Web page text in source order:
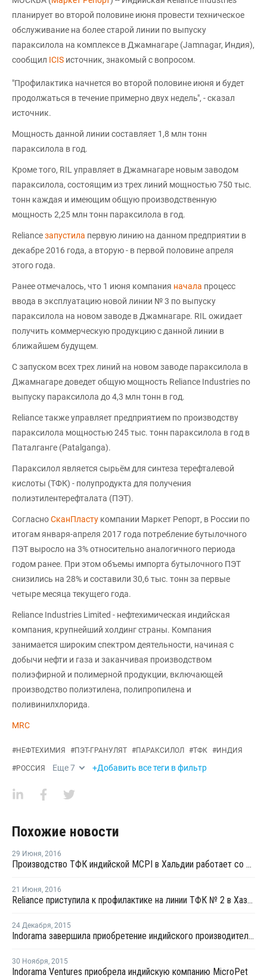
планирует во второй половине июня провести техническое
обслуживание на более старой линии по выпуску
параксилола на комплексе в Джамнагаре (Jamnagar, Индия),
сообщил ICIS источник, знакомый с вопросом.
"Профилактика начнется во второй половине июня и будет
продолжаться в течение примерно двух недель", - сказал
источник.
Мощность данной линии составляет 1,8 млн тонн
параксилола в год.
Кроме того, RIL управляет в Джамнагаре новым заводом
параксилола, состоящим из трех линий мощностью 750 тыс.
тонн каждая и имеющим общую производственную
мощность 2,25 млн тонн параксилола в год.
Relianceзапустила первую линию на данном предприятии в
декабре 2016 года, а вторую - в первой половине апреля
этого года.
Ранее отмечалось, что 1 июня компания начала процесс
ввода в эксплуатацию новой линии № 3 по выпуску
параксилола на новом заводе в Джамнагаре. RIL ожидает
получить коммерческую продукцию с данной линии в
ближайшем будущем.
С запуском всех трех линий на новом заводе параксилола в
Джамнагаре доведет общую мощность Reliance Industries по
выпуску параксилола до 4,3 млн тонн в год.
Reliance также управляет предприятием по производству
параксилола мощностью 245 тыс. тонн параксилола в год в
Паталганге (Patalganga).
Параксилол является сырьём для синтеза терефталевой
кислоты (ТФК) - полупродукта для получения
полиэтилентерефталата (ПЭТ).
СогласноСканПласту компании Маркет Репорт, в России по
итогам января-апреля 2017 года потребление бутылочного
ПЭТ выросло на 3% относительно аналогичного периода
годом ранее. При этом объемы импорта бутылочного ПЭТ
снизились на 28% и составили 30,6 тыс. тонн за первые
четыре месяца текущего года.
Reliance Industries Limited - нефтехимическая индийская
компания, крупнейший холдинг страны. Компания
занимается широким спектром деятельности, начиная с
добычи нефти и газа и заканчивая производством
полиэфирной и полимерной продукции, включающей
производство полиэтилена, полипропилена и
поливинилхлорида.
MRC
#НЕФТЕХИМИЯ #ПЭТ-ГРАНУЛЯТ #ПАРАКСИЛОЛ #ТФК #ИНДИЯ
#РОССИЯ Еще7 +Добавить все теги в фильтр
Похожие новости
29 Июня, 2016
Производство ТФК индийской МCPI в Хальдии работает со 100% загрузкой мощностей
21 Июня, 2016
Reliance приступила к профилактике на линии ТФК № 2 в Хазире
24 Декабря, 2015
Indorama завершила приобретение индийского производителя ПЭТ MicroPet
30 Ноября, 2015
Indorama Ventures приобрела индийскую компанию MicroPet